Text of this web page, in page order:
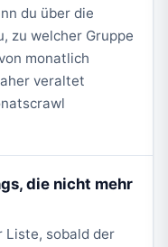
du über die
zu welcher Gruppe
monatlich
veraltet
die nicht mehr
Liste, sobald der